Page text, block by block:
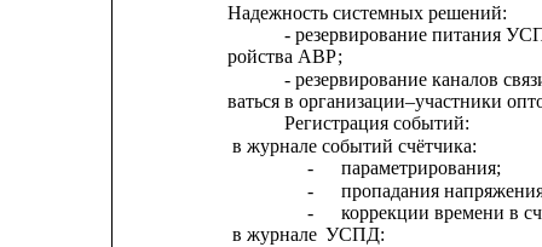
Надежность системных решений:
- резервирование питания
ройства АВР;
- резервирование каналов
ваться в организации–участники
Регистрация событий:
в журнале событий счётчика:
-
параметрирования;
-
пропадания
-
коррекции времени в
в журнале УСПД: